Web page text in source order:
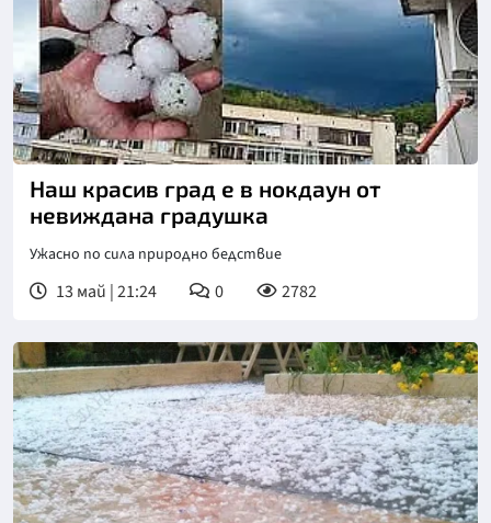
Наш красив град е в нокдаун от
невиждана градушка
Ужасно по сила природно бедствие
13 май | 21:24 0 2782